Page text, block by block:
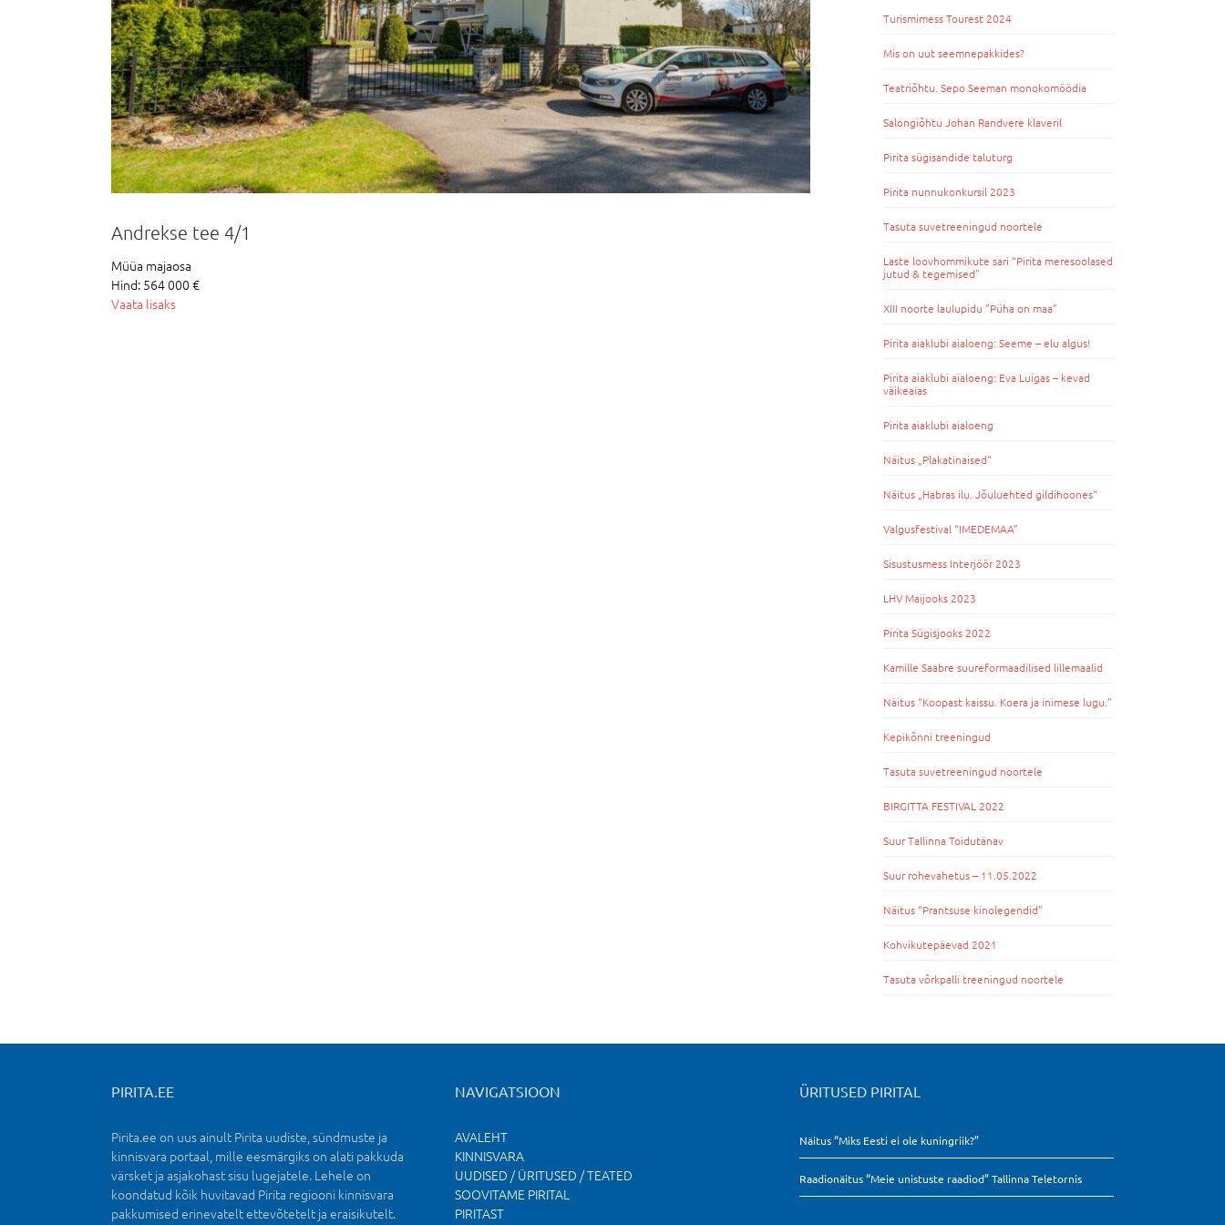
Andrekse tee 4/1
Müüa majaosa
Hind: 564 000 €
Vaata lisaks
Turismimess Tourest 2024
Mis on uut seemnepakkides?
Teatriõhtu. Sepo Seeman monokomöödia
Salongiõhtu Johan Randvere klaveril
Pirita sügisandide taluturg
Pirita nunnukonkursil 2023
Tasuta suvetreeningud noortele
Laste loovhommikute sari “Pirita meresoolased
jutud & tegemised”
XIII noorte laulupidu ”Püha on maa”
Pirita aiaklubi aialoeng: Seeme – elu algus!
Pirita aiaklubi aialoeng: Eva Luigas – kevad
väikeaias
Pirita aiaklubi aialoeng
Näitus „Plakatinaised“
Näitus „Habras ilu. Jõuluehted gildihoones“
Valgusfestival “IMEDEMAA”
Sisustusmess Interjöör 2023
LHV Maijooks 2023
Pirita Sügisjooks 2022
Kamille Saabre suureformaadilised lillemaalid
Näitus “Koopast kaissu. Koera ja inimese lugu.”
Kepikõnni treeningud
Tasuta suvetreeningud noortele
BIRGITTA FESTIVAL 2022
Suur Tallinna Toidutänav
Suur rohevahetus – 11.05.2022
Näitus “Prantsuse kinolegendid”
Kohvikutepäevad 2021
Tasuta võrkpalli treeningud noortele
PIRITA.EE
Pirita.ee on uus ainult Pirita uudiste, sündmuste ja
kinnisvara portaal, mille eesmärgiks on alati pakkuda
värsket ja asjakohast sisu lugejatele. Lehele on
koondatud kõik huvitavad Pirita regiooni kinnisvara
pakkumised erinevatelt ettevõtetelt ja eraisikutelt.
NAVIGATSIOON
AVALEHT
KINNISVARA
UUDISED / ÜRITUSED / TEATED
SOOVITAME PIRITAL
PIRITAST
ÜRITUSED PIRITAL
Näitus “Miks Eesti ei ole kuningriik?”
Raadionäitus “Meie unistuste raadiod” Tallinna Teletornis